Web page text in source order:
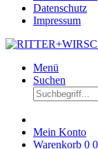
Datenschutz
Impressum
Menü
Suchen
Mein Konto
Warenkorb 0